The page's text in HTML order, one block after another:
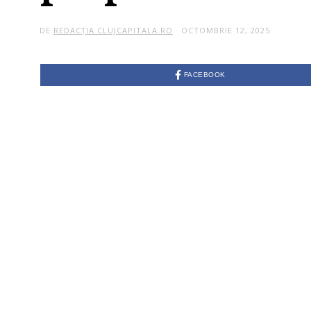
DE REDACȚIA CLUJCAPITALA.RO OCTOMBRIE 12, 2025
FACEBOOK